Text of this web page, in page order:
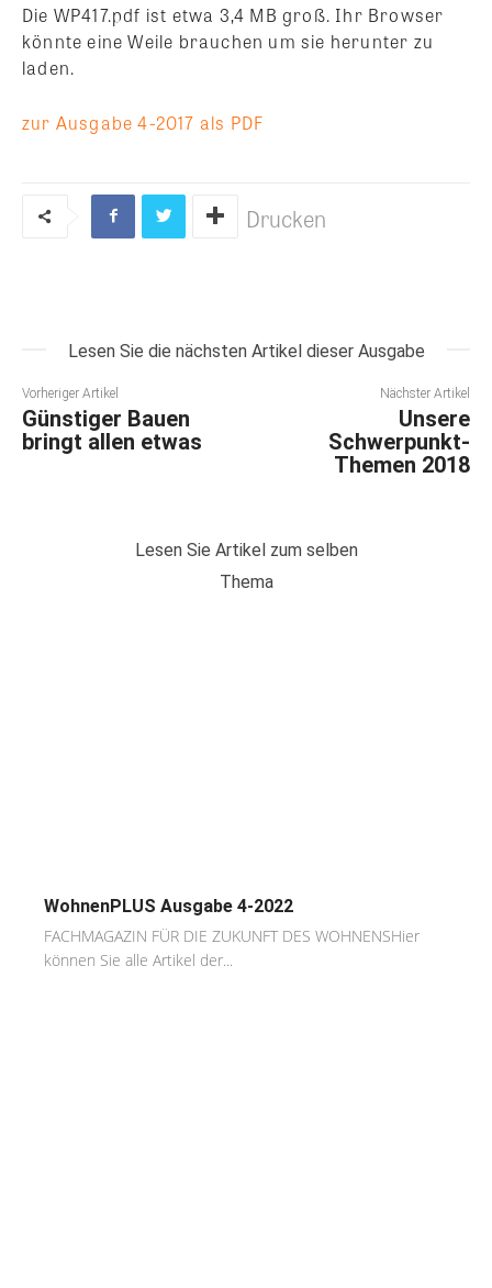
Die WP417.pdf ist etwa 3,4 MB groß. Ihr Browser
könnte eine Weile brauchen um sie herunter zu
laden.
zur Ausgabe 4-2017 als PDF
Drucken
Lesen Sie die nächsten Artikel dieser Ausgabe
Vorheriger Artikel
Günstiger Bauen
bringt allen etwas
Nächster Artikel
Unsere
Schwerpunkt-
Themen 2018
Lesen Sie Artikel zum selben
Thema
WohnenPLUS Ausgabe 4-2022
FACHMAGAZIN FÜR DIE ZUKUNFT DES WOHNENSHier
können Sie alle Artikel der...